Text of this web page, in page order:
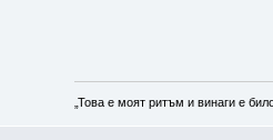
„Това е моят ритъм и винаги е